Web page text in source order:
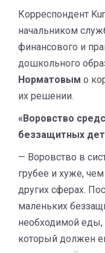
Корреспондент
начальником
финансового и
дошкольного
Норматовым о
их решении.
«Воровство
беззащитных
— Воровство в
грубее и хуже,
других сферах.
маленьких
необходимой еды,
который должен